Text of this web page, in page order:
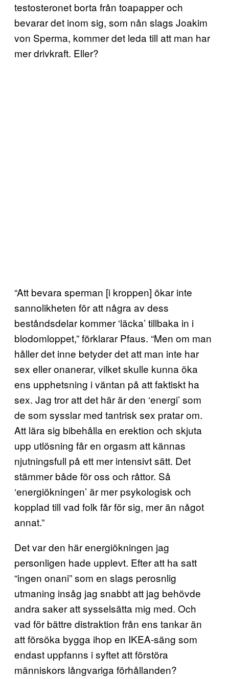
testosteronet borta från toapapper och
bevarar det inom sig, som nån slags Joakim
von Sperma, kommer det leda till att man har
mer drivkraft. Eller?
“Att bevara sperman [i kroppen] ökar inte
sannolikheten för att några av dess
beståndsdelar kommer ‘läcka’ tillbaka in i
blodomloppet,” förklarar Pfaus. “Men om man
håller det inne betyder det att man inte har
sex eller onanerar, vilket skulle kunna öka
ens upphetsning i väntan på att faktiskt ha
sex. Jag tror att det här är den ‘energi’ som
de som sysslar med tantrisk sex pratar om.
Att lära sig bibehålla en erektion och skjuta
upp utlösning får en orgasm att kännas
njutningsfull på ett mer intensivt sätt. Det
stämmer både för oss och råttor. Så
‘energiökningen’ är mer psykologisk och
kopplad till vad folk får för sig, mer än något
annat.”
Det var den här energiökningen jag
personligen hade upplevt. Efter att ha satt
“ingen onani” som en slags perosnlig
utmaning insåg jag snabbt att jag behövde
andra saker att sysselsätta mig med. Och
vad för bättre distraktion från ens tankar än
att försöka bygga ihop en IKEA-säng som
endast uppfanns i syftet att förstöra
människors långvariga förhållanden?